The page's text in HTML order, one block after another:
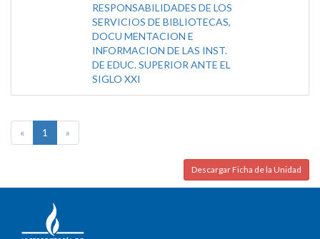
RESPONSABILIDADES DE LOS
SERVICIOS DE BIBLIOTECAS,
DOCU MENTACION E
INFORMACION DE LAS INST.
DE EDUC. SUPERIOR ANTE EL
SIGLO XXI
« 1 »
Descargar Ficha de la Unidad